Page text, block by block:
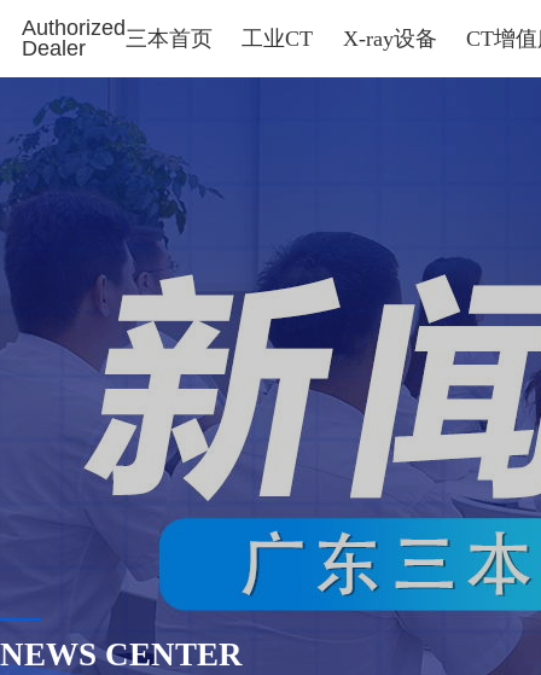
Authorized
Dealer
三本首页 工业CT X-ray设备 CT增
NEWS CENTER